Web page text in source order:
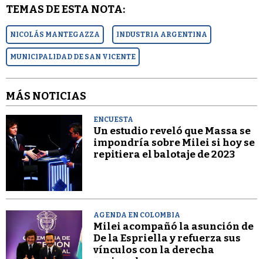
TEMAS DE ESTA NOTA:
NICOLÁS MANTEGAZZA INDUSTRIA ARGENTINA
MUNICIPALIDAD DE SAN VICENTE
MÁS NOTICIAS
ENCUESTA
Un estudio reveló que Massa se
impondría sobre Milei si hoy se
repitiera el balotaje de 2023
AGENDA EN COLOMBIA
Milei acompañó la asunción de
De la Espriella y refuerza sus
vínculos con la derecha